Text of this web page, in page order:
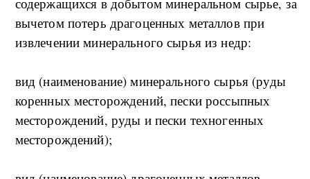
вычетом потерь драгоценных металлов при
извлечении минерального сырья из недр:
вид (наименование) минерального сырья (руды
коренных месторождений, пески россыпных
месторождений, руды и пески техногенных
месторождений);